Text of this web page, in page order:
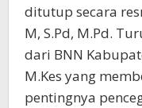
ditutup secara
M, S.Pd, M.Pd.
dari BNN
M.Kes yang
pentingnya